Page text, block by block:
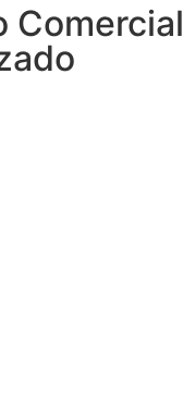
Comercial